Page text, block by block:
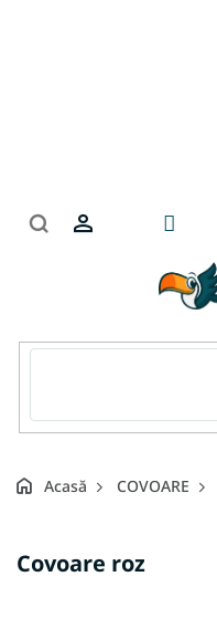
Acasă COVOARE
Covoare roz